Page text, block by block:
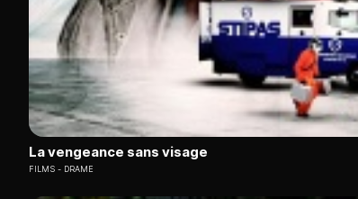
La vengeance sans visage
FILMS DRAME